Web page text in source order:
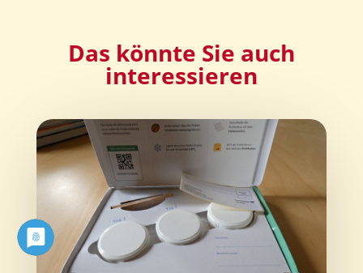
Das könnte Sie auch
interessieren